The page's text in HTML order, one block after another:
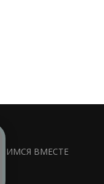
УЧИМСЯ ВМЕСТЕ